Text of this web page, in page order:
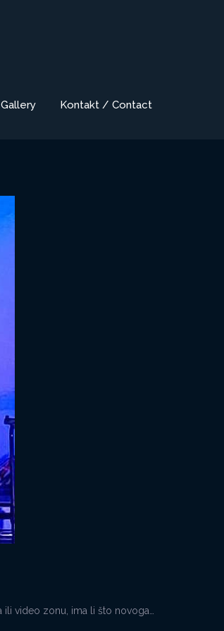
Gallery Kontakt / Contact
video zonu, ima li što novoga…